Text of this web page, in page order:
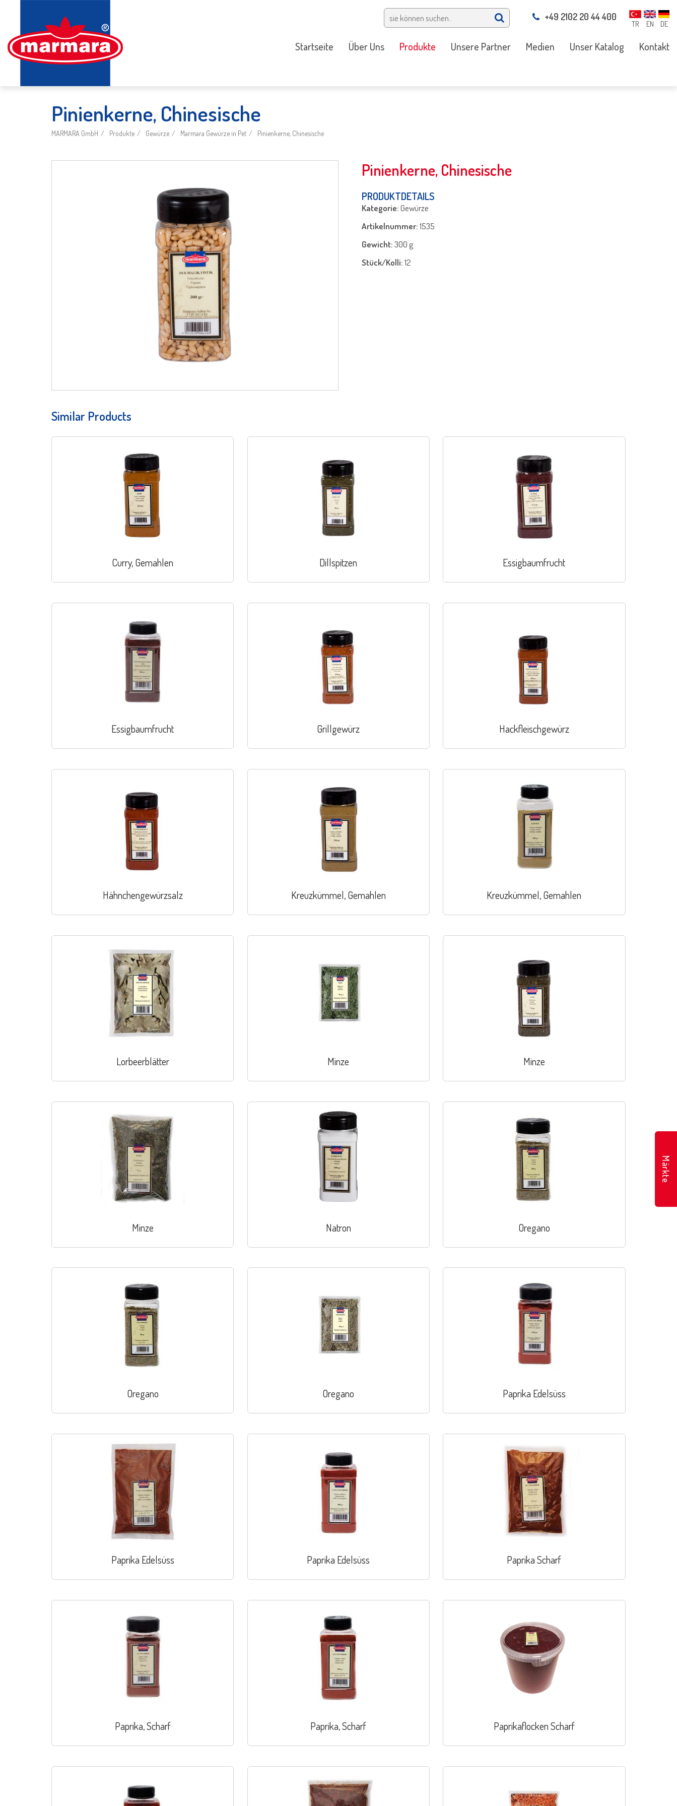
TR EN DE
+49 2102 20 44 400
Startseite Über Uns Produkte Unsere Partner Medien Unser Katalog Kontakt
Pinienkerne, Chinesische
MARMARA GmbH Produkte Gewürze Marmara Gewürze in Pet Pinienkerne, Chinesische
Pinienkerne, Chinesische
PRODUKTDETAILS
Kategorie:Gewürze
Artikelnummer:1535
Gewicht:300 g
Stück/Kolli:12
Similar Products
Curry, Gemahlen Dillspitzen Essigbaumfrucht
Essigbaumfrucht Grillgewürz Hackfleischgewürz
Hähnchengewürzsalz Kreuzkümmel, Gemahlen Kreuzkümmel, Gemahlen
Lorbeerblätter Minze Minze
Minze Natron Oregano
Oregano Oregano Paprika Edelsüss
Paprika Edelsüss Paprika Edelsüss Paprika Scharf
Paprika, Scharf Paprika, Scharf Paprikaflocken Scharf
Märkte